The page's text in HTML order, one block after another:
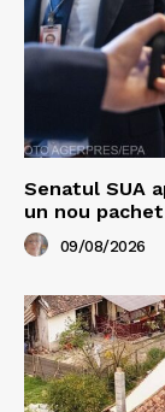
Senatul SUA
un nou
09/08/2026